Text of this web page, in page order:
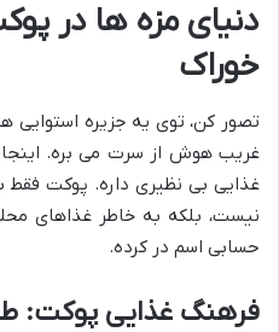
دنیای مزه ها در
خوراک
تصور کن، توی یه جزیره
غریب هوش از سرت می بره. اینجا
غذایی بی نظیری داره. پوکت
نیست، بلکه به خاطر غذاهای
حسابی اسم در کرده.
فرهنگ غذایی پوکت: